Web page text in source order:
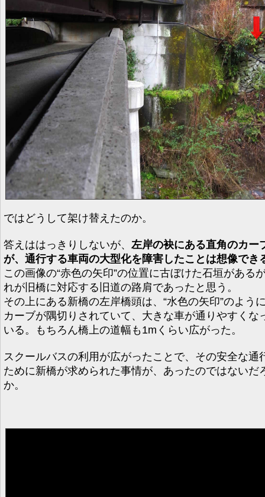
ではどうして架け替えたのか。
答えははっきりしないが、 左岸の袂にある直角のカー
が、通行する車両の大型化を障害したことは想像でき
この画像の“赤色の矢印”の位置に古ぼけた石垣がある
れが旧橋に対応する旧道の路肩であったと思う。
その上にある新橋の左岸橋頭は、“水色の矢印”のよう
カーブが隅切りされていて、大きな車が通りやすくな
いる。もちろん橋上の道幅も1mくらい広がった。
スクールバスの利用が広がったことで、その安全な通
ために新橋が求められた事情が、あったのではないだ
か。